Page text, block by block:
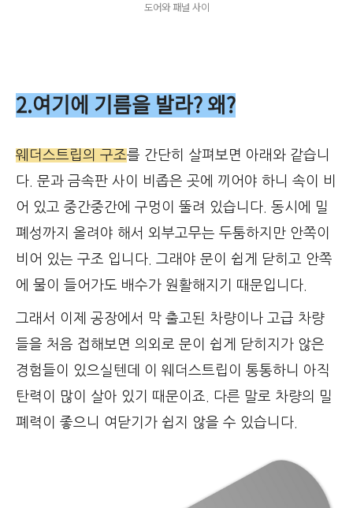
도어와 패널 사이
2.여기에 기름을 발라? 왜?
웨더스트립의 구조를 간단히 살펴보면 아래와 같습니
다. 문과 금속판 사이 비좁은 곳에 끼어야 하니 속이 비
어 있고 중간중간에 구멍이 뚤려 있습니다. 동시에 밀
폐성까지 올려야 해서 외부고무는 두툼하지만 안쪽이
비어 있는 구조 입니다. 그래야 문이 쉽게 닫히고 안쪽
에 물이 들어가도 배수가 원활해지기 때문입니다.
그래서 이제 공장에서 막 출고된 차량이나 고급 차량
들을 처음 접해보면 의외로 문이 쉽게 닫히지가 않은
경험들이 있으실텐데 이 웨더스트립이 통통하니 아직
탄력이 많이 살아 있기 때문이죠. 다른 말로 차량의 밀
폐력이 좋으니 여닫기가 쉽지 않을 수 있습니다.